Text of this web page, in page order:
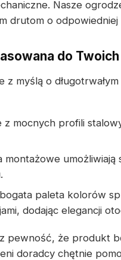
Nasze
drutom o
do
z myślą o
z mocnych profili
montażowe
paleta kolorów
dodając elegancji
pewność, że produkt
doradcy chętnie